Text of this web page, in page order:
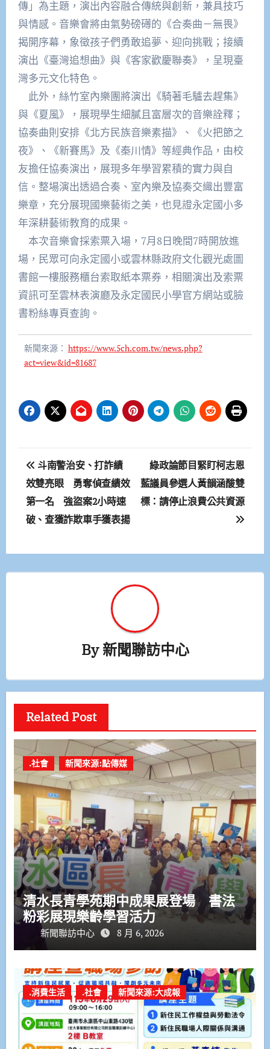
傳」為主題，演出內容融合傳統與創新，兼具技巧
與情感。音樂會將由氣勢磅礡的《合奏曲－無畏》
揭開序幕，象徵孩子們勇敢追夢、迎向挑戰；接續
演出《臺灣追想曲》與《客家歡慶聯奏》，呈現臺
灣多元文化特色。
此外，絲竹室內樂團將演出《騎著毛驢去趕集》
與《夏風》，展現學生細膩且富層次的音樂詮釋；
協奏曲則安排《北方民族音樂素描》、《火把節之
夜》、《新賽馬》及《秦川情》等經典作品，由校
友擔任協奏演出，展現多年學習累積的實力與自
信。整場演出透過合奏、室內樂及協奏交織出豐富
樂章，充分展現國樂藝術之美，也見證永定國小多
年深耕藝術教育的成果。
本次音樂會採索票入場，7月8日晚間7時開放進
場，民眾可向永定國小或雲林縣政府文化觀光處圖
書館一樓服務櫃台索取紙本票券，相關演出及索票
資訊可至雲林表演廳及永定國民小學官方網站或臉
書粉絲專頁查詢。
新聞來源： https://www.5ch.com.tw/news.php?
act=view&id=81687
文
章
導
覽
斗南警治安、打詐績
效雙亮眼 勇奪偵查績效
第一名 強盜案2小時速
破、查獲詐欺車手獲表揚
綠政論節目緊盯柯志恩
藍議員參選人黃韻涵酸雙
標：請停止浪費公共資源
By新聞聯訪中心
Related Post
.社會 新聞來源:點傳媒
清水長青學苑期中成果展登場 書法
粉彩展現樂齡學習活力
新聞聯訪中心 8 月 6, 2026
.消費生活 .社會 新聞來源:大成報